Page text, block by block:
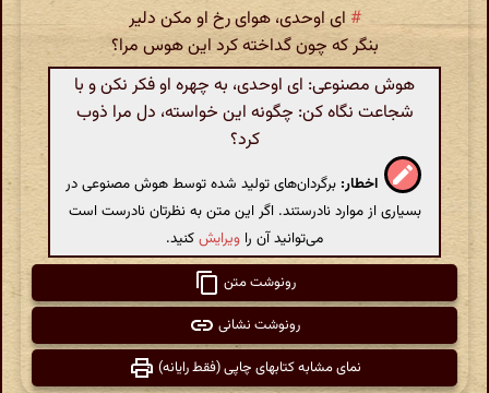
# ای اوحدی، هوای رخ او مکن دلیر
بنگر که چون گداخته کرد این هوس مرا؟
هوش مصنوعی: ای اوحدی، به چهره او فکر نکن و با
شجاعت نگاه کن: چگونه این خواسته، دل مرا ذوب
کرد؟
اخطار: برگردان‌های تولید شده توسط هوش مصنوعی در
بسیاری از موارد نادرستند. اگر این متن به نظرتان نادرست است
می‌توانید آن را ویرایشکنید.
رونوشت متن
رونوشت نشانی
نمای مشابه کتابهای چاپی (فقط رایانه)